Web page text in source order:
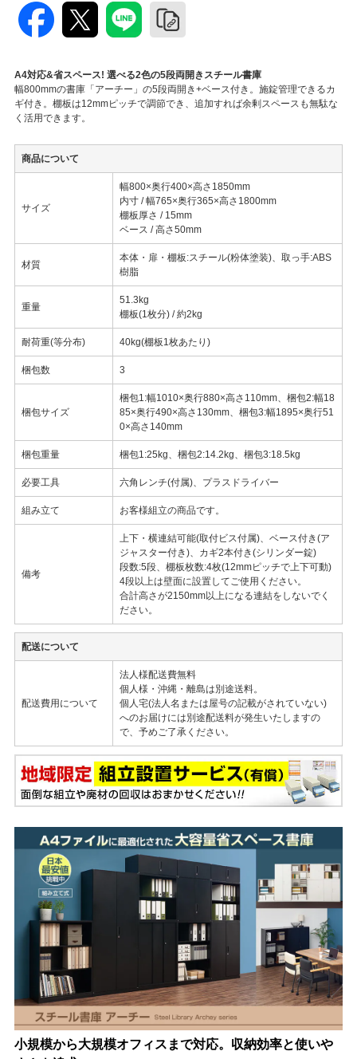
A4対応&省スペース! 選べる2色の5段両開きスチール書庫
幅800mmの書庫「アーチー」の5段両開き+ベース付き。施錠管理できるカ
ギ付き。棚板は12mmピッチで調節でき、追加すれば余剰スペースも無駄な
く活用できます。
商品について
サイズ
幅800×奥行400×高さ1850mm
内寸 / 幅765×奥行365×高さ1800mm
棚板厚さ / 15mm
ベース / 高さ50mm
材質
本体・扉・棚板:スチール(粉体塗装)、取っ手:ABS
樹脂
重量
51.3kg
棚板(1枚分) / 約2kg
耐荷重(等分布) 40kg(棚板1枚あたり)
梱包数 3
梱包サイズ
梱包1:幅1010×奥行880×高さ110mm、梱包2:幅18
85×奥行490×高さ130mm、梱包3:幅1895×奥行51
0×高さ140mm
梱包重量 梱包1:25kg、梱包2:14.2kg、梱包3:18.5kg
必要工具 六角レンチ(付属)、プラスドライバー
組み立て お客様組立の商品です。
備考
上下・横連結可能(取付ビス付属)、ベース付き(ア
ジャスター付き)、カギ2本付き(シリンダー錠)
段数:5段、棚板枚数:4枚(12mmピッチで上下可動)
4段以上は壁面に設置してご使用ください。
合計高さが2150mm以上になる連結をしないでく
ださい。
配送について
配送費用について
法人様配送費無料
個人様・沖縄・離島は別途送料。
個人宅(法人名または屋号の記載がされていない)
へのお届けには別途配送料が発生いたしますの
で、予めご了承ください。
小規模から大規模オフィスまで対応。収納効率と使いや